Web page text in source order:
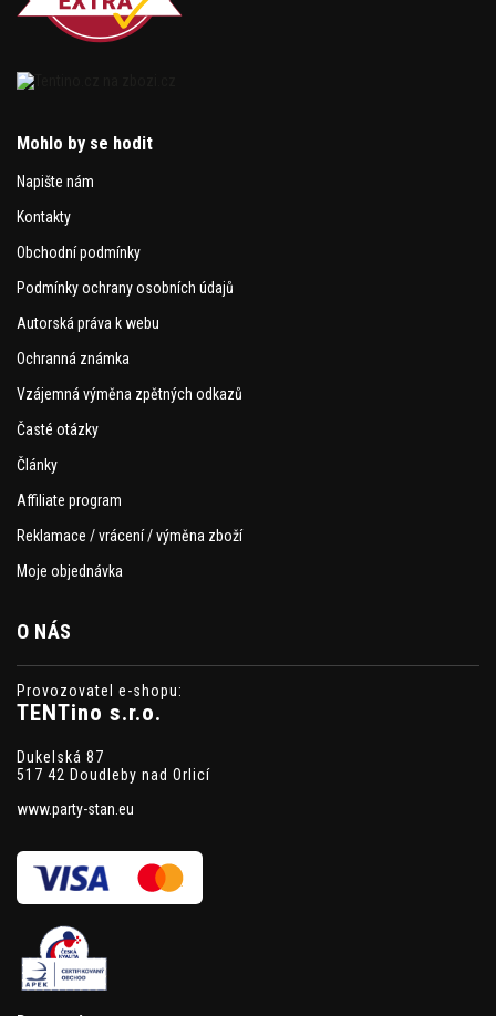
Mohlo by se hodit
Napište nám
Kontakty
Obchodní podmínky
Podmínky ochrany osobních údajů
Autorská práva k webu
Ochranná známka
Vzájemná výměna zpětných odkazů
Časté otázky
Články
Affiliate program
Reklamace / vrácení / výměna zboží
Moje objednávka
O NÁS
Provozovatel e-shopu:
TENTino s.r.o.
Dukelská 87
517 42 Doudleby nad Orlicí
www.party-stan.eu